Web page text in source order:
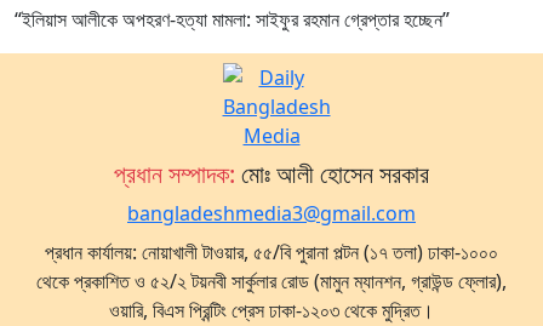
“ইলিয়াস আলীকে অপহরণ-হত্যা মামলা: সাইফুর রহমান গ্রেপ্তার হচ্ছেন”
প্রধান সম্পাদক: মোঃ আলী হোসেন সরকার
bangladeshmedia3@gmail.com
প্রধান কার্যালয়: নোয়াখালী টাওয়ার, ৫৫/বি পুরানা পল্টন (১৭ তলা) ঢাকা-১০০০
থেকে প্রকাশিত ও ৫২/২ টয়নবী সার্কুলার রোড (মামুন ম্যানশন, গ্রাউন্ড ফ্লোর),
ওয়ারি, বিএস প্রিন্টিং প্রেস ঢাকা-১২০৩ থেকে মুদ্রিত।